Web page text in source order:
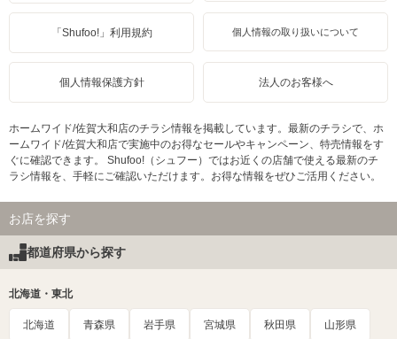
「Shufoo!」利用規約 個人情報の取り扱いについて
個人情報保護方針 法人のお客様へ
ホームワイド/佐賀大和店のチラシ情報を掲載しています。最新のチラシで、ホ
ームワイド/佐賀大和店で実施中のお得なセールやキャンペーン、特売情報をす
ぐに確認できます。 Shufoo!（シュフー）ではお近くの店舗で使える最新のチ
ラシ情報を、手軽にご確認いただけます。お得な情報をぜひご活用ください。
お店を探す
都道府県から探す
北海道・東北
北海道 青森県 岩手県 宮城県 秋田県 山形県